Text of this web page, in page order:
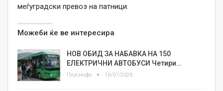
меѓуградски превоз на патници.
Можеби ќе ве интересира
НОВ ОБИД ЗА НАБАВКА НА 150
ЕЛЕКТРИЧНИ АВТОБУСИ Четири…
Плусинфо 16/07/2026